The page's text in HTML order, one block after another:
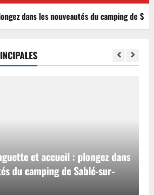
dans les nouveautés du camping de
et accueil : plongez dans
du camping de Sablé-sur-